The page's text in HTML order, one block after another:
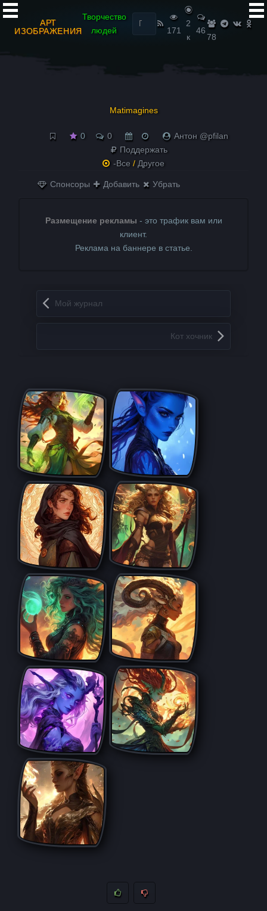
АРТ
ИЗОБРАЖЕНИЯ
Творчество
людей
Найти:
171
2
к
46
78
Matimagines
0 0
Антон @pfilan
Поддержать
-Все / Другое
Спонсоры Добавить Убрать
Размещение рекламы - это трафик вам или
клиент.
Реклама на баннере в статье.
Запись навигация
Мой журнал
Кот хочник